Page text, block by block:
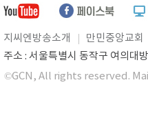
지씨엔방송소개 만민중앙교회
주소 : 서울특별시 동작구 여의
©GCN, All rights reserved.